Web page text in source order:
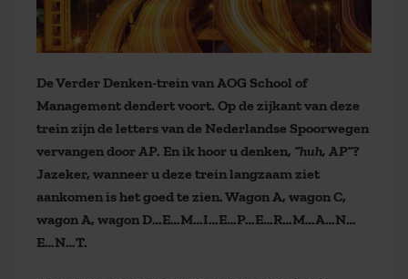
De Verder Denken-trein van AOG School of
Management dendert voort. Op de zijkant van deze
trein zijn de letters van de Nederlandse Spoorwegen
vervangen doorAP. En ik hoor u denken, “huh, AP”?
Jazeker, wanneer u deze trein langzaam ziet
aankomen is het goed te zien. Wagon A, wagon C,
wagon A, wagon D…E…M…I…E…P…E…R…M…A…N…
E…N…T.